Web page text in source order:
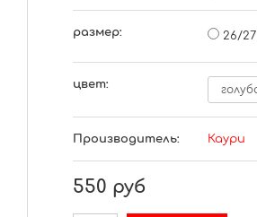
размер: 26/27
цвет:
Производитель: Каури
550 руб